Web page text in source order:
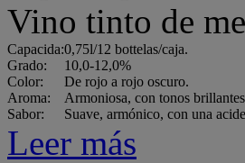
Vino tinto de
Capacida:0,75l/12 bottelas/caja.
Grado:
10,0-12,0%
Color:
De rojo a rojo oscuro.
Aroma:
Armoniosa, con tonos
Sabor:
Suave, armónico, con una
Leer más